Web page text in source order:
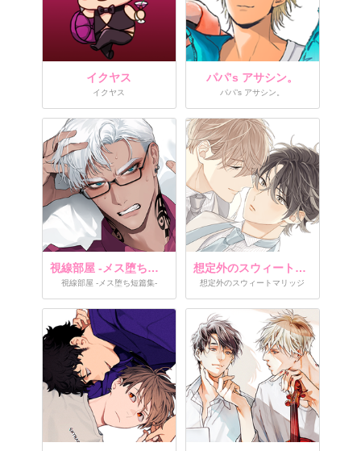
イクヤス
イクヤス
パパ’s アサシン。
パパ’s アサシン。
視線部屋 -メス堕ち短篇集-
視線部屋 -メス堕ち短篇集-
想定外のスウィートマリッジ
想定外のスウィートマリッジ